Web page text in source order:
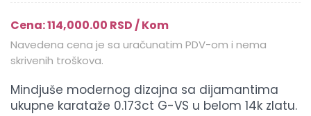
Cena: 114,000.00 RSD / Kom
Navedena cena je sa uračunatim PDV-om i nema
skrivenih troškova.
Mindjuše modernog dizajna sa dijamantima
ukupne karataže 0.173ct G-VS u belom 14k zlatu.